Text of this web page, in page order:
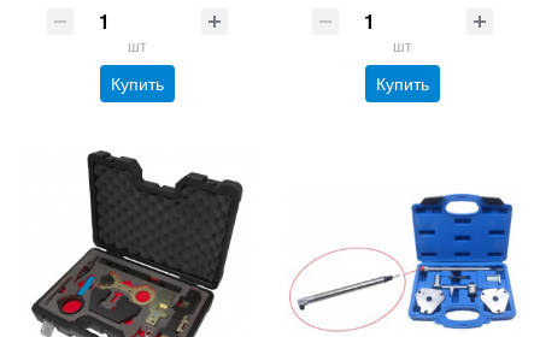
шт
Купить
шт
Купить